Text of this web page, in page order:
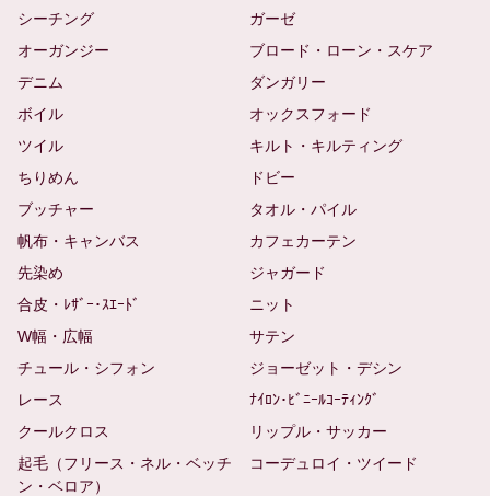
シーチング
ガーゼ
オーガンジー
ブロード・ローン・スケア
デニム
ダンガリー
ボイル
オックスフォード
ツイル
キルト・キルティング
ちりめん
ドビー
ブッチャー
タオル・パイル
帆布・キャンバス
カフェカーテン
先染め
ジャガード
合皮・ﾚｻﾞｰ･ｽｴｰﾄﾞ
ニット
W幅・広幅
サテン
チュール・シフォン
ジョーゼット・デシン
レース
ﾅｲﾛﾝ･ﾋﾞﾆｰﾙｺｰﾃｨﾝｸﾞ
クールクロス
リップル・サッカー
起毛（フリース・ネル・ベッチ
ン・ベロア）
コーデュロイ・ツイード